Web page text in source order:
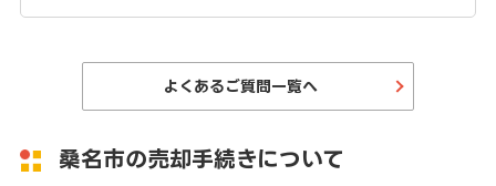
よくあるご質問一覧へ
桑名市の売却手続きについて